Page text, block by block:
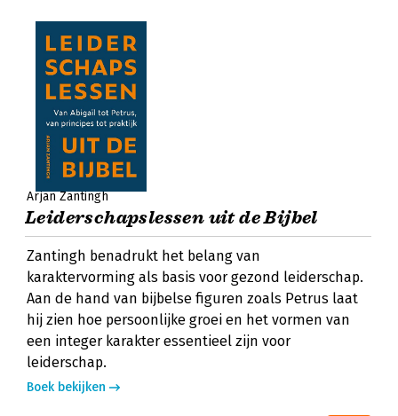
Arjan Zantingh
Leiderschapslessen uit de Bijbel
Zantingh benadrukt het belang van
karaktervorming als basis voor gezond leiderschap.
Aan de hand van bijbelse figuren zoals Petrus laat
hij zien hoe persoonlijke groei en het vormen van
een integer karakter essentieel zijn voor
leiderschap.
Boek bekijken